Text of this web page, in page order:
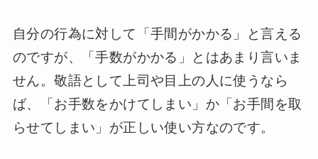
自分の行為に対して「手間がかかる」と言える
のですが、「手数がかかる」とはあまり言いま
せん。敬語として上司や目上の人に使うなら
ば、「お手数をかけてしまい」か「お手間を取
らせてしまい」が正しい使い方なのです。